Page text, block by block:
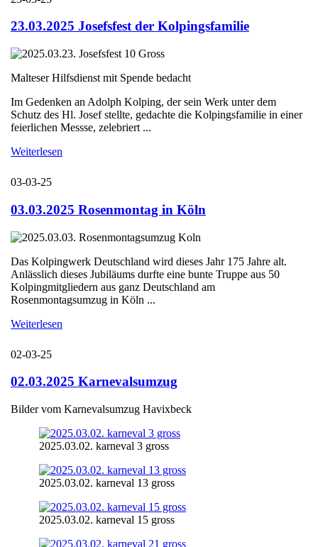
23.03.2025 Josefsfest der Kolpingsfamilie
Malteser Hilfsdienst mit Spende bedacht
Im Gedenken an Adolph Kolping, der sein Werk unter dem
Schutz des Hl. Josef stellte, gedachte die Kolpingsfamilie in einer
feierlichen Messse, zelebriert ...
Weiterlesen
03-03-25
03.03.2025 Rosenmontag in Köln
Das Kolpingwerk Deutschland wird dieses Jahr 175 Jahre alt.
Anlässlich dieses Jubiläums durfte eine bunte Truppe aus 50
Kolpingmitgliedern aus ganz Deutschland am
Rosenmontagsumzug in Köln ...
Weiterlesen
02-03-25
02.03.2025 Karnevalsumzug
Bilder vom Karnevalsumzug Havixbeck
2025.03.02. karneval 3 gross
2025.03.02. karneval 13 gross
2025.03.02. karneval 15 gross